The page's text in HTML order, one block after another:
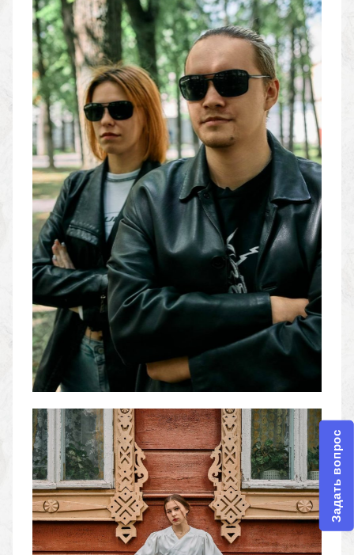
Задать вопрос